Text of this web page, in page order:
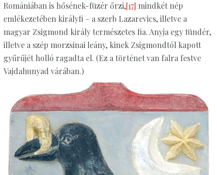
Romániában is hősének-füzér őrzi,[17] mindkét nép
emlékezetében királyfi – a szerb Lazarevics, illetve a
magyar Zsigmond király természetes fia. Anyja egy tündér,
illetve a szép morzsinai leány, kinek Zsigmondtól kapott
gyűrűjét holló ragadta el. (Ez a történet van falra festve
Vajdahunyad várában.)